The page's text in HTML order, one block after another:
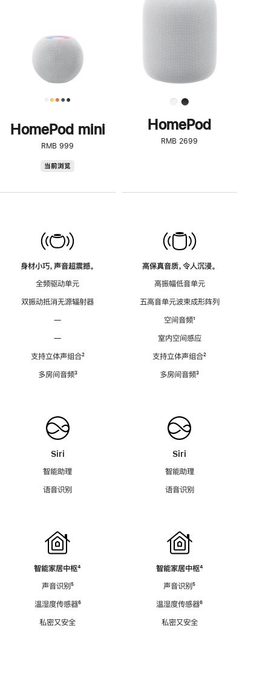
HomePod mini
RMB 999
当前浏览
身材小巧，声音超震撼。
全频驱动单元
双振动抵消无源辐射器
—
—
支持立体声组合脚
²
多房间音频脚
³
Siri
智能助理
语音识别
智能家居中枢脚
⁴
声音识别脚
⁵
温湿度传感器脚
⁶
私密又安全
了
解
HomePod<
HomePod
RMB 2699
高保真音质，令人沉浸。
高振幅低音单元
五高音单元波束成形阵列
空间音频脚
¹
室内空间感应
支持立体声组合脚
²
多房间音频脚
³
Siri
智能助理
语音识别
智能家居中枢脚
⁴
声音识别脚
⁵
温湿度传感器脚
⁶
私密又安全